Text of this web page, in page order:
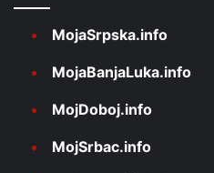
MojaSrpska.info
MojaBanjaLuka.info
MojDoboj.info
MojSrbac.info